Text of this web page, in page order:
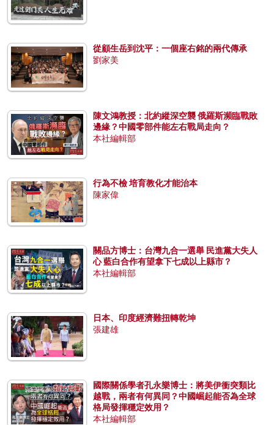
從顧生岳到沈平：一個座右銘的兩代傳承
劉家美
陳文鴻教授：北約縱深空襲 俄羅斯瀕臨戰敗
邊緣？中國零部件能左右戰局走向？
本社編輯部
行為不檢 培育教化才能治本
陳家偉
關品方博士：台灣九合一選舉 民進黨大失人
心 藍白合作有望拿下七成以上縣市？
本社編輯部
日本、印度經濟難扭轉乾坤
張建雄
國際關係學者孔永樂博士：將美伊衝突類比
越戰，兩者有何異同？中國崛起能否為全球
格局發揮穩定效用？
本社編輯部